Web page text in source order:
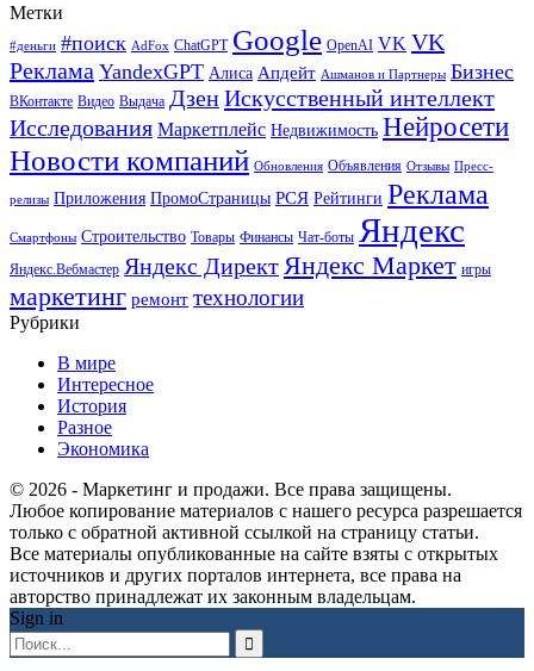
Метки
#деньги #поиск AdFox ChatGPT Google OpenAI VK VK
Реклама YandexGPT Алиса Апдейт Ашманов и Партнеры Бизнес
ВКонтакте Видео Выдача ДзенИскусственный интеллект
Исследования Маркетплейс Недвижимость Нейросети
Новости компаний Обновления Объявления Отзывы Пресс-
релизы Приложения ПромоСтраницы РСЯ Рейтинги Реклама
Смартфоны Строительство Товары Финансы Чат-боты Яндекс
Яндекс.Вебмастер Яндекс Директ Яндекс Маркет игры
маркетинг ремонт технологии
Рубрики
В мире
Интересное
История
Разное
Экономика
© 2026 - Маркетинг и продажи. Все права защищены.
Любое копирование материалов с нашего ресурса разрешается
только с обратной активной ссылкой на страницу статьи.
Все материалы опубликованные на сайте взяты с открытых
источников и других порталов интернета, все права на
авторство принадлежат их законным владельцам.
Sign in